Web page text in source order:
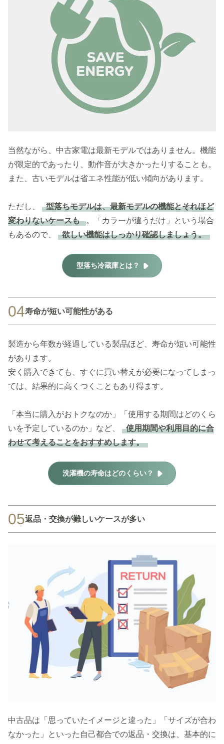
当然ながら、中古家電は最新モデルではありません。機能
が限定的であったり、動作音が大きかったりすることも。
また、古いモデルは省エネ性能が低い傾向があります。
ただし、
型落ちモデルは、最新モデルの機能とそれほど
変わりないケースも 。「カラーが違うだけ」という場合
もあるので、
欲しい機能はしっかり確認しましょう。
型落ち冷蔵庫とは？
04寿命が短い可能性がある
製造から年数が経過している製品ほど、寿命が短い可能性
があります。
安く購入できても、すぐに買い替えが必要になってしまっ
ては、結果的に高くつくこともあり得ます。
「本当に購入がおトクなのか」「使用する期間はどのくら
いを予定しているのか」など、
使用期間や利用目的に合
わせて考えることをおすすめします。
洗濯機の寿命はどのくらい？
05返品・交換が難しいケースが多い
中古品は「思っていたイメージと違った」「サイズが合わ
なかった」といった自己都合での返品・交換は、基本的に